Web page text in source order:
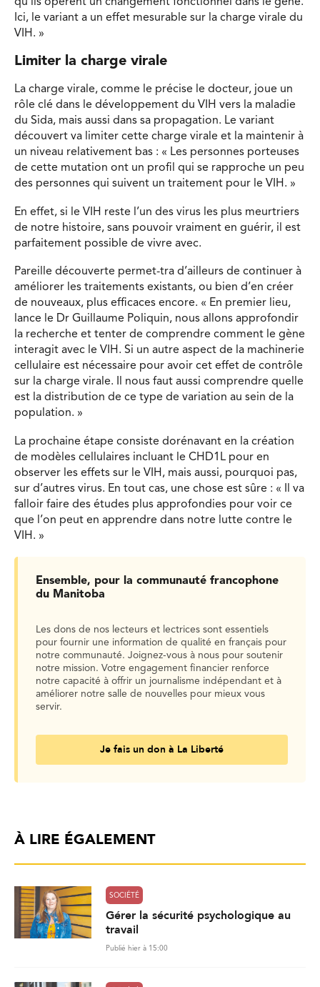
Ici, le variant a un effet mesurable sur la charge virale du
VIH. »
Limiter la charge virale
La charge virale, comme le précise le docteur, joue un
rôle clé dans le développement du VIH vers la maladie
du Sida, mais aussi dans sa propagation. Le variant
découvert va limiter cette charge virale et la maintenir à
un niveau relativement bas : « Les personnes porteuses
de cette mutation ont un profil qui se rapproche un peu
des personnes qui suivent un traitement pour le VIH. »
En effet, si le VIH reste l’un des virus les plus meurtriers
de notre histoire, sans pouvoir vraiment en guérir, il est
parfaitement possible de vivre avec.
Pareille découverte permet-tra d’ailleurs de continuer à
améliorer les traitements existants, ou bien d’en créer
de nouveaux, plus efficaces encore. « En premier lieu,
lance le Dr Guillaume Poliquin, nous allons approfondir
la recherche et tenter de comprendre comment le gène
interagit avec le VIH. Si un autre aspect de la machinerie
cellulaire est nécessaire pour avoir cet effet de contrôle
sur la charge virale. Il nous faut aussi comprendre quelle
est la distribution de ce type de variation au sein de la
population. »
La prochaine étape consiste dorénavant en la création
de modèles cellulaires incluant le CHD1L pour en
observer les effets sur le VIH, mais aussi, pourquoi pas,
sur d’autres virus. En tout cas, une chose est sûre : « Il va
falloir faire des études plus approfondies pour voir ce
que l’on peut en apprendre dans notre lutte contre le
VIH. »
Ensemble, pour la communauté francophone
du Manitoba
Les dons de nos lecteurs et lectrices sont essentiels
pour fournir une information de qualité en français pour
notre communauté. Joignez-vous à nous pour soutenir
notre mission. Votre engagement financier renforce
notre capacité à offrir un journalisme indépendant et à
améliorer notre salle de nouvelles pour mieux vous
servir.
Je fais un don à La Liberté
À LIRE ÉGALEMENT
SOCIÉTÉ
Gérer la sécurité psychologique au
travail
Publié hier à 15:00